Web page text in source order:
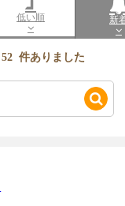
低い順 新
52 件ありました